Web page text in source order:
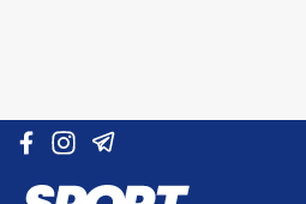
Vai al contenuto